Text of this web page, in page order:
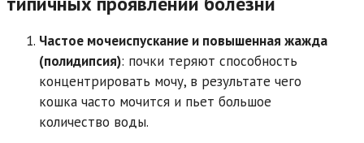
Частое мочеиспускание и повышенная жажда
(полидипсия): почки теряют способность
концентрировать мочу, в результате чего
кошка часто мочится и пьет большое
количество воды.